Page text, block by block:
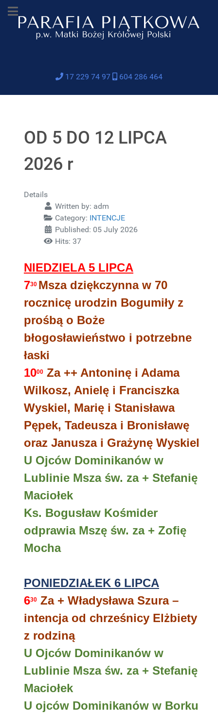
17 229 74 97 604 286 464
OD 5 DO 12 LIPCA
2026 r
Details
Written by: adm
Category: INTENCJE
Published: 05 July 2026
Hits: 37
NIEDZIELA 5 LIPCA
730 Msza dziękczynna w 70
rocznicę urodzin Bogumiły z
prośbą o Boże
błogosławieństwo i potrzebne
łaski
1000 Za ++ Antoninę i Adama
Wilkosz, Anielę i Franciszka
Wyskiel, Marię i Stanisława
Pępek, Tadeusza i Bronisławę
oraz Janusza i Grażynę Wyskiel
U Ojców Dominikanów w
Lublinie Msza św. za + Stefanię
Maciołek
Ks. Bogusław Kośmider
odprawia Mszę św. za + Zofię
Mocha
PONIEDZIAŁEK 6 LIPCA
630 Za + Władysława Szura –
intencja od chrześnicy Elżbiety
z rodziną
U Ojców Dominikanów w
Lublinie Msza św. za + Stefanię
Maciołek
U ojców Dominikanów w Borku